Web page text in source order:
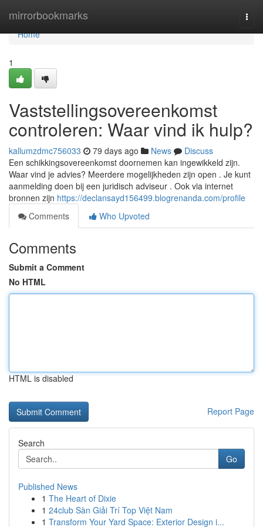
mirrorbookmarks
Home
Home
1
Vaststellingsovereenkomst
controleren: Waar vind ik hulp?
kallumzdmc756033 79 days ago News
Discuss
Een schikkingsovereenkomst doornemen kan ingewikkeld zijn.
Waar vind je advies? Meerdere mogelijkheden zijn open . Je kunt
aanmelding doen bij een juridisch adviseur . Ook via internet
bronnen zijn https://declansayd156499.blogrenanda.com/profile
Comments
Who Upvoted
Comments
Submit a Comment
No HTML
HTML is disabled
Report Page
Search
Go
Published News
1 The Heart of Dixie
1 24club Sàn Giải Trí Top Việt Nam
1 Transform Your Yard Space: Exterior Design i...